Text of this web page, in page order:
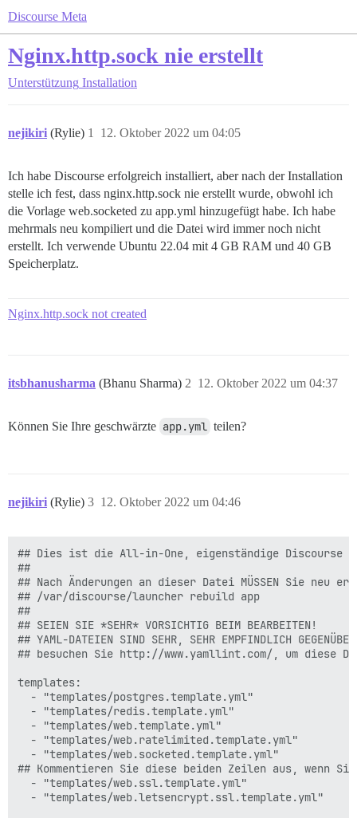
Discourse Meta
Nginx.http.sock nie erstellt
Unterstützung Installation
nejikiri (Rylie) 12. Oktober 2022 um 04:05
1
Ich habe Discourse erfolgreich installiert, aber nach der Installation
stelle ich fest, dass nginx.http.sock nie erstellt wurde, obwohl ich
die Vorlage web.socketed zu app.yml hinzugefügt habe. Ich habe
mehrmals neu kompiliert und die Datei wird immer noch nicht
erstellt. Ich verwende Ubuntu 22.04 mit 4 GB RAM und 40 GB
Speicherplatz.
Nginx.http.sock not created
itsbhanusharma (Bhanu Sharma) 12. Oktober 2022 um 04:37
2
Können Sie Ihre geschwärzte app.yml teilen?
nejikiri (Rylie) 12. Oktober 2022 um 04:46
3
## Dies ist die All-in-One, eigenständige Discourse
##
## Nach Änderungen an dieser Datei MÜSSEN Sie neu
## /var/discourse/launcher rebuild app
##
## SEIEN SIE *SEHR* VORSICHTIG BEIM BEARBEITEN!
## YAML-DATEIEN SIND SEHR, SEHR EMPFINDLICH
## besuchen Sie http://www.yamllint.com/, um diese
templates:
  - "templates/postgres.template.yml"
  - "templates/redis.template.yml"
  - "templates/web.template.yml"
  - "templates/web.ratelimited.template.yml"
  - "templates/web.socketed.template.yml"
## Kommentieren Sie diese beiden Zeilen aus, wenn
  - "templates/web.ssl.template.yml"
  - "templates/web.letsencrypt.ssl.template.yml"